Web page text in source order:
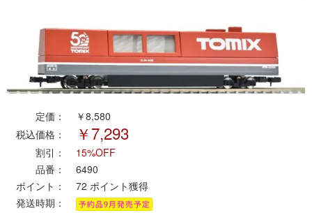
トミーテック
マイクロエース
タカラトミー（プラレール）
ポポンデッタ
定価：
￥8,580
税込価格：
￥7,293
割引：
15%OFF
品番：
6490
ポイント：
72 ポイント獲得
発送時期：